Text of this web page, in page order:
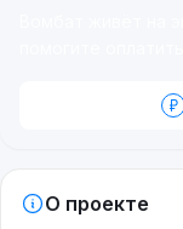
О проекте